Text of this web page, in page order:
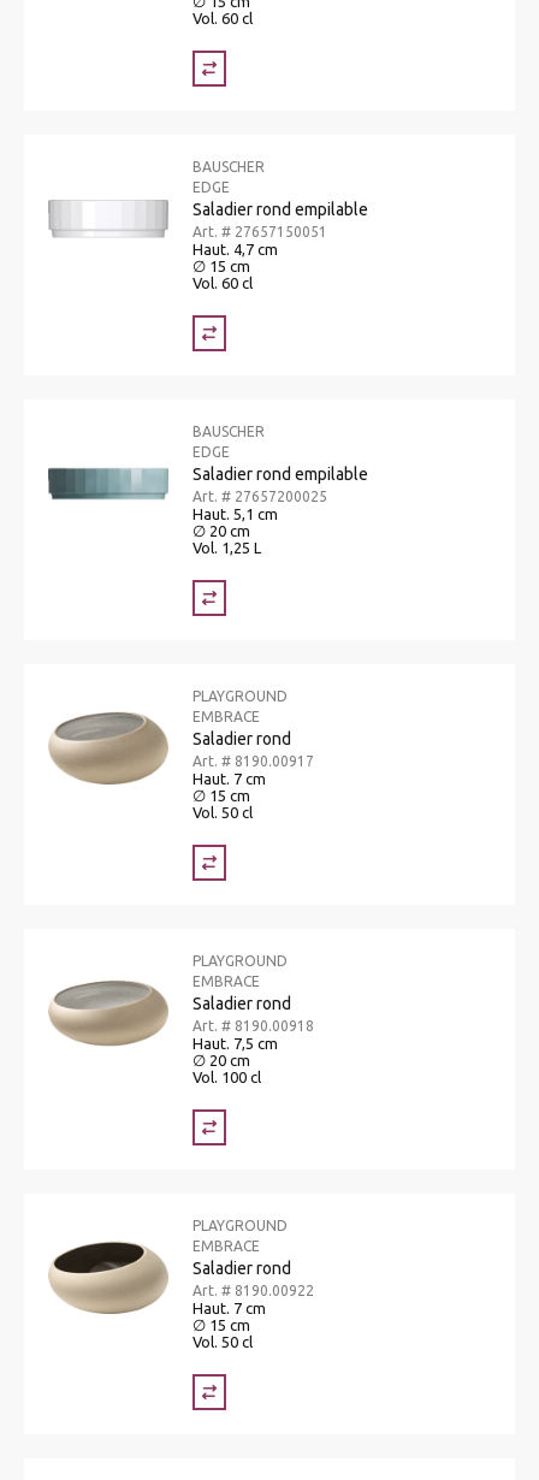
Vol. 60 cl
BAUSCHER
EDGE
Saladier rond empilable
Art. # 27657150051
Haut. 4,7 cm
∅ 15 cm
Vol. 60 cl
BAUSCHER
EDGE
Saladier rond empilable
Art. # 27657200025
Haut. 5,1 cm
∅ 20 cm
Vol. 1,25 L
PLAYGROUND
EMBRACE
Saladier rond
Art. # 8190.00917
Haut. 7 cm
∅ 15 cm
Vol. 50 cl
PLAYGROUND
EMBRACE
Saladier rond
Art. # 8190.00918
Haut. 7,5 cm
∅ 20 cm
Vol. 100 cl
PLAYGROUND
EMBRACE
Saladier rond
Art. # 8190.00922
Haut. 7 cm
∅ 15 cm
Vol. 50 cl